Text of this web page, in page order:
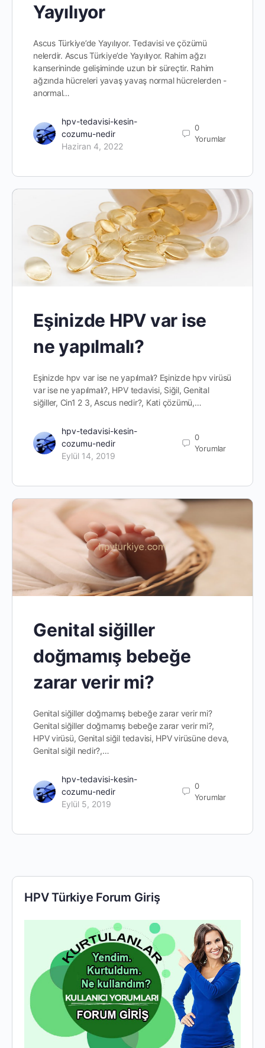
Yayılıyor
Ascus Türkiye’de Yayılıyor. Tedavisi ve çözümü
nelerdir. Ascus Türkiye’de Yayılıyor. Rahim ağzı
kanserininde gelişiminde uzun bir süreçtir. Rahim
ağzında hücreleri yavaş yavaş normal hücrelerden -
anormal…
hpv-tedavisi-kesin-
cozumu-nedir
Haziran 4, 2022
0
Yorumlar
Eşinizde HPV var ise
ne yapılmalı?
Eşinizde hpv var ise ne yapılmalı? Eşinizde hpv virüsü
var ise ne yapılmalı?, HPV tedavisi, Siğil, Genital
siğiller, Cin1 2 3, Ascus nedir?, Kati çözümü,…
hpv-tedavisi-kesin-
cozumu-nedir
Eylül 14, 2019
0
Yorumlar
Genital siğiller
doğmamış bebeğe
zarar verir mi?
Genital siğiller doğmamış bebeğe zarar verir mi?
Genital siğiller doğmamış bebeğe zarar verir mi?,
HPV virüsü, Genital siğil tedavisi, HPV virüsüne deva,
Genital siğil nedir?,…
hpv-tedavisi-kesin-
cozumu-nedir
Eylül 5, 2019
0
Yorumlar
HPV Türkiye Forum Giriş